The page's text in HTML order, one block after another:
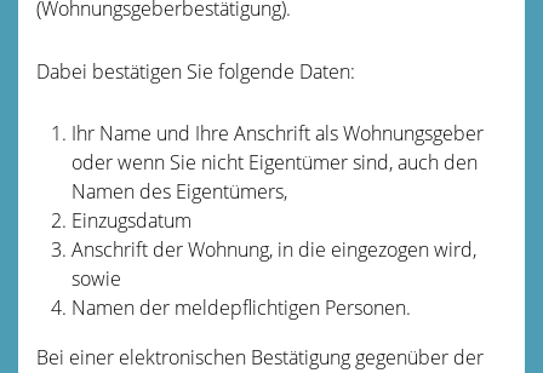
(Wohnungsgeberbestätigung).
Dabei bestätigen Sie folgende Daten:
Ihr Name und Ihre Anschrift als Wohnungsgeber
oder wenn Sie nicht Eigentümer sind, auch den
Namen des Eigentümers,
Einzugsdatum
Anschrift der Wohnung, in die eingezogen wird,
sowie
Namen der meldepflichtigen Personen.
Bei einer elektronischen Bestätigung gegenüber der